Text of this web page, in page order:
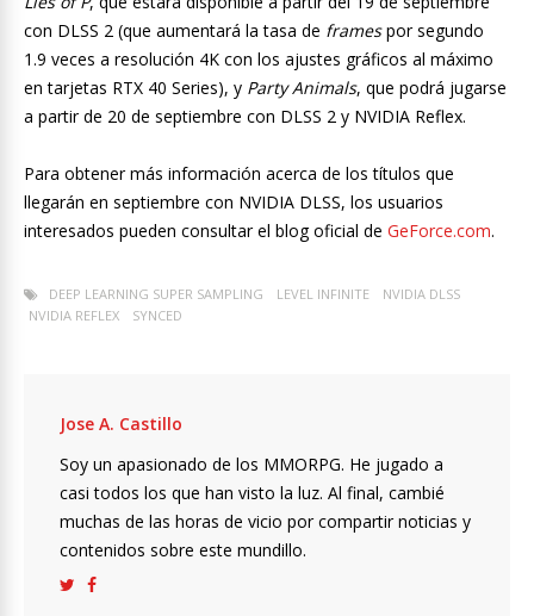
con DLSS 2 (que aumentará la tasa de framespor segundo
1.9 veces a resolución 4K con los ajustes gráficos al máximo
en tarjetas RTX 40 Series), y Party Animals, que podrá jugarse
a partir de 20 de septiembre con DLSS 2 y NVIDIA Reflex.
Para obtener más información acerca de los títulos que
llegarán en septiembre con NVIDIA DLSS, los usuarios
interesados pueden consultar el blog oficial de GeForce.com.
DEEP LEARNING SUPER SAMPLING LEVEL INFINITE
NVIDIA DLSS
NVIDIA REFLEX
SYNCED
Jose A. Castillo
Soy un apasionado de los MMORPG. He jugado a
casi todos los que han visto la luz. Al final, cambié
muchas de las horas de vicio por compartir noticias y
contenidos sobre este mundillo.